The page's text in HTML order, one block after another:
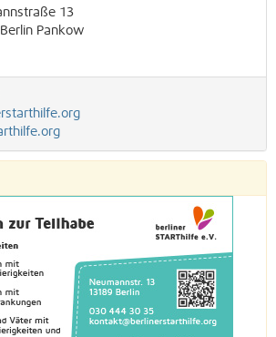
13
Berlin Pankow